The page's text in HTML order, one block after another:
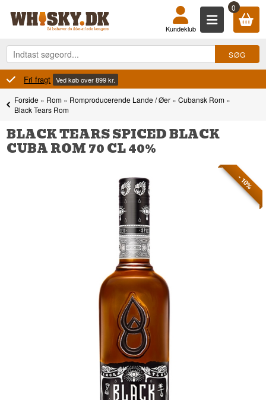
0
Kundeklub
Forside » Rom » Romproducerende Lande / Øer »Cubansk Rom »
Black Tears Rom
BLACK TEARS SPICED BLACK
CUBA ROM 70 CL 40%
- 10%